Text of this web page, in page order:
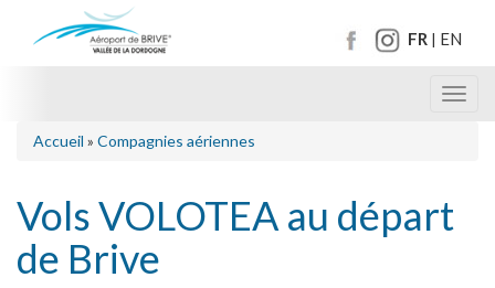
FR | EN
Accueil » Compagnies aériennes
Vols VOLOTEA au départ
de Brive